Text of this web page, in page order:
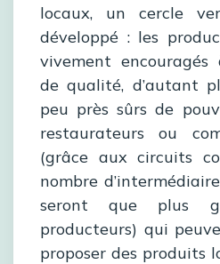
locaux, un cercle
développé : les
vivement
de qualité, d’autant
peu près sûrs de
restaurateurs ou
(grâce aux circuits
nombre
seront que plus
producteurs) qui
proposer des produits